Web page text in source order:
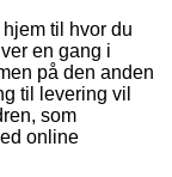
til hvor du
en gang i
på den anden
til levering vil
som
online